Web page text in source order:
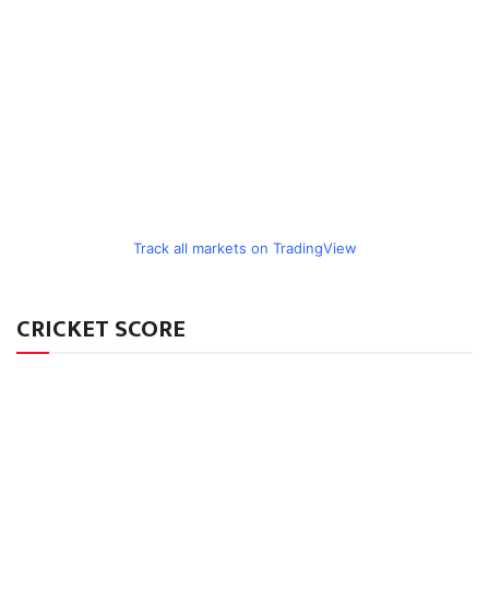
Track all markets on TradingView
CRICKET SCORE